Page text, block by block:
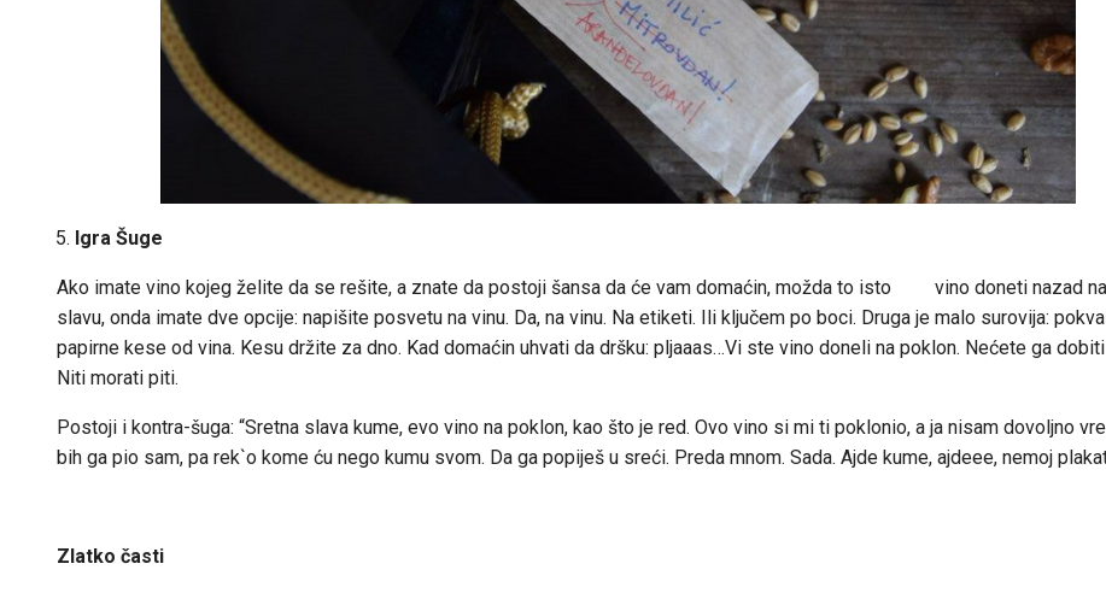
Igra Šuge
Ako imate vino kojeg želite da se rešite, a znate da postoji šansa da će vam domaćin, možda to isto vino doneti nazad
slavu, onda imate dve opcije: napišite posvetu na vinu. Da, na vinu. Na etiketi. Ili ključem po boci. Druga je malo surovija:
papirne kese od vina. Kesu držite za dno. Kad domaćin uhvati da dršku: pljaaas…Vi ste vino doneli na poklon. Nećete ga
Niti morati piti.
Postoji i kontra-šuga: “Sretna slava kume, evo vino na poklon, kao što je red. Ovo vino si mi ti poklonio, a ja nisam dovoljno
bih ga pio sam, pa rek`o kome ću nego kumu svom. Da ga popiješ u sreći. Preda mnom. Sada. Ajde kume, ajdeee, nemoj
Zlatko časti